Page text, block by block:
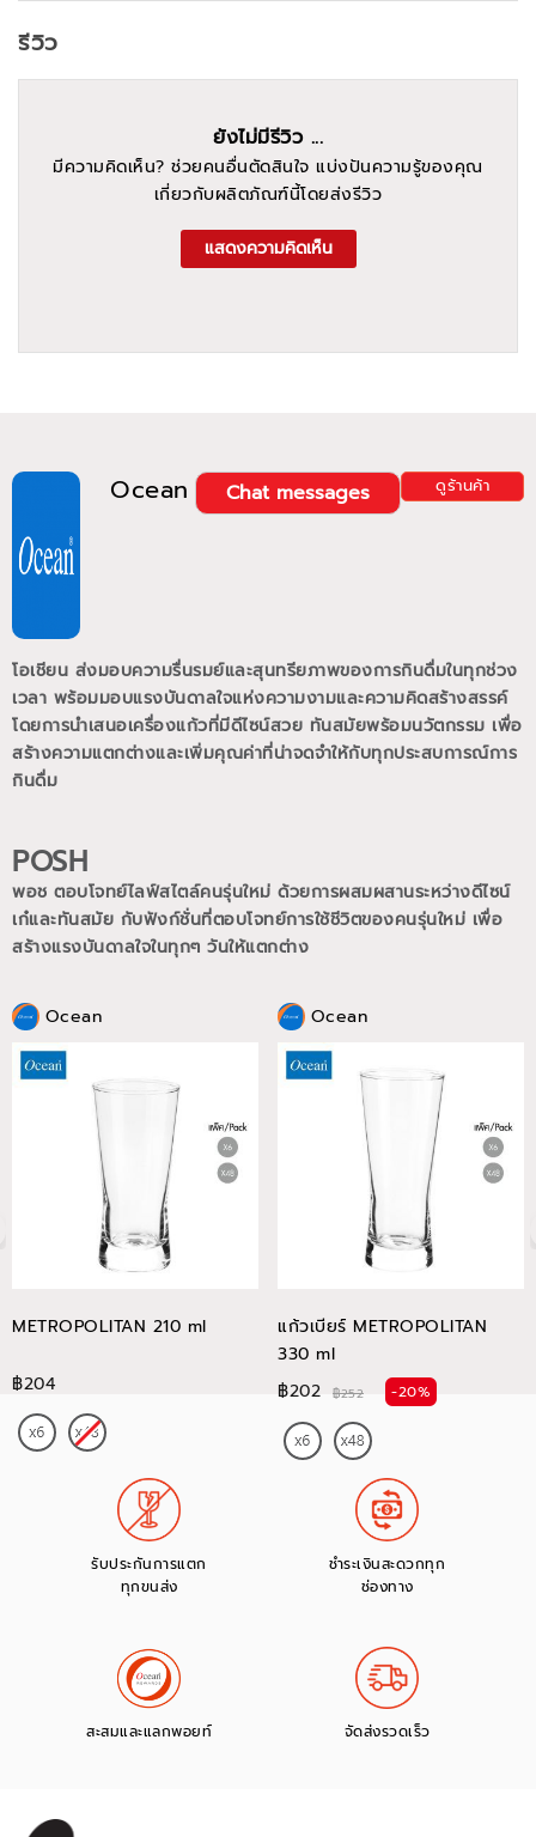
Ocean ดูร้านค้า
Chat messages
โอเชียน ส่งมอบความรื่นรมย์และสุนทรียภาพของการกินดื่มในทุกช่วง
เวลา พร้อมมอบแรงบันดาลใจแห่งความงามและความคิดสร้างสรรค์
โดยการนำเสนอเครื่องแก้วที่มีดีไซน์สวย ทันสมัยพร้อมนวัตกรรม เพื่อ
สร้างความแตกต่างและเพิ่มคุณค่าที่น่าจดจำให้กับทุกประสบการณ์การ
กินดื่ม
POSH
พอช ตอบโจทย์ไลฟ์สไตล์คนรุ่นใหม่ ด้วยการผสมผสานระหว่างดีไซน์
เก๋และทันสมัย กับฟังก์ชั่นที่ตอบโจทย์การใช้ชีวิตของคนรุ่นใหม่ เพื่อ
สร้างแรงบันดาลใจในทุกๆ วันให้แตกต่าง
Ocean
METROPOLITAN 210 ml
฿204
Ocean
แก้วเบียร์ METROPOLITAN
330 ml
฿202
฿252 -20%
รีวิว
ยังไม่มีรีวิว ...
มีความคิดเห็น? ช่วยคนอื่นตัดสินใจ แบ่งปันความรู้ของคุณ
เกี่ยวกับผลิตภัณฑ์นี้โดยส่งรีวิว
แสดงความคิดเห็น
รับประกันการแตก
ทุกขนส่ง
ชำระเงินสะดวกทุก
ช่องทาง
สะสมและแลกพอยท์ จัดส่งรวดเร็ว